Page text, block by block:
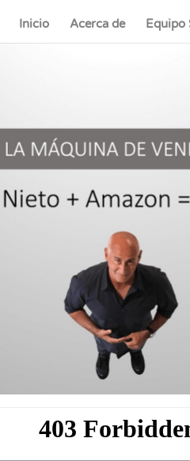
Inicio Acerca de Equipo